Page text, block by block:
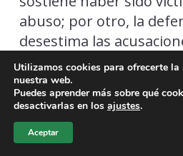
abuso; por otro, la
desestima las
como falsas .
La respuesta de la
intensificado el debate
donde
Utilizamos cookies para ofrecerte la
nuestra web.
Puedes aprender más sobre qué
desactivarlas en los ajustes.
Aceptar